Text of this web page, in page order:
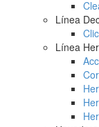
Línea
Línea